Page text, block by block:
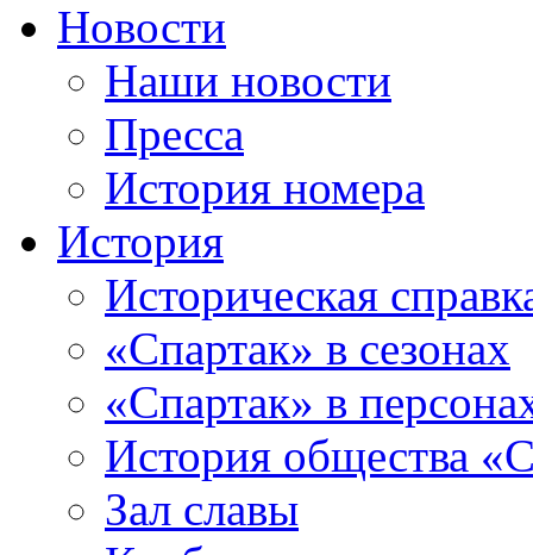
Новости
Наши новости
Пресса
История номера
История
Историческая
«Спартак» в сезонах
«Спартак» в
История общества
Зал славы